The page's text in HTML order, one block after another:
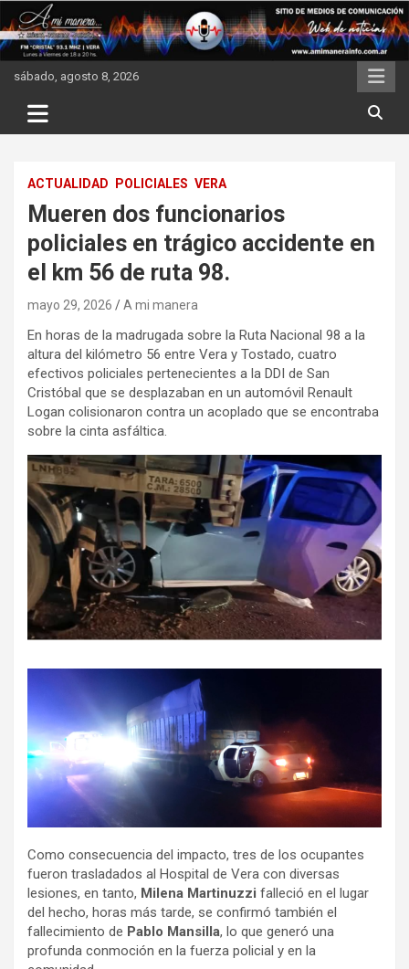
to
content
sábado, agosto 8, 2026
ACTUALIDAD POLICIALES VERA
Mueren dos funcionarios
policiales en trágico accidente en
el km 56 de ruta 98.
mayo 29, 2026 A mi manera
En horas de la madrugada sobre la Ruta Nacional 98 a la
altura del kilómetro 56 entre Vera y Tostado, cuatro
efectivos policiales pertenecientes a la DDI de San
Cristóbal que se desplazaban en un automóvil Renault
Logan colisionaron contra un acoplado que se encontraba
sobre la cinta asfáltica.
Como consecuencia del impacto, tres de los ocupantes
fueron trasladados al Hospital de Vera con diversas
lesiones, en tanto, Milena Martinuzzi falleció en el lugar
del hecho, horas más tarde, se confirmó también el
fallecimiento de Pablo Mansilla, lo que generó una
profunda conmoción en la fuerza policial y en la